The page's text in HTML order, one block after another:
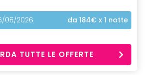
08/2026
da 184€ x 1 notte
TUTTE LE OFFERTE